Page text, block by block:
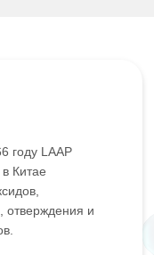
году LAAP
Китае
отверждения и